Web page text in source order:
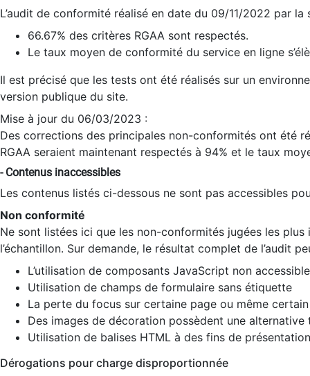
L’audit de conformité réalisé en date du 09/11/2022 par
66.67% des critères RGAA sont respectés.
Le taux moyen de conformité du service en ligne
Il est précisé que les tests ont été réalisés sur un
version publique du site.
Mise à jour du 06/03/2023 :
Des corrections des principales non-conformités ont été
RGAA seraient maintenant respectés à 94% et le taux
- Contenus inaccessibles
Les contenus listés ci-dessous ne sont pas accessibles
Non conformité
Ne sont listées ici que les non-conformités jugées les
l’échantillon. Sur demande, le résultat complet de l’audit
L’utilisation de composants JavaScript non
Utilisation de champs de formulaire sans étiquette
La perte du focus sur certaine page ou même
Des images de décoration possèdent une alternative
Utilisation de balises HTML à des fins de
Dérogations pour charge disproportionnée